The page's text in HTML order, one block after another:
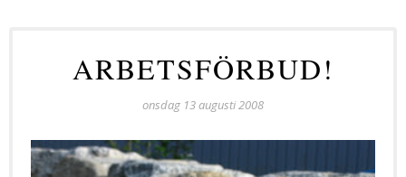
ARBETSFÖRBUD!
onsdag 13 augusti 2008